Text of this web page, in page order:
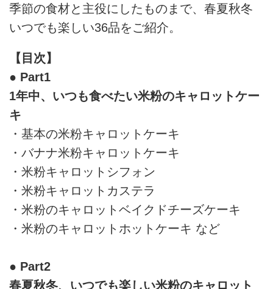
季節の食材と主役にしたものまで、春夏秋冬
いつでも楽しい36品をご紹介。
【目次】
● Part1
1年中、いつも食べたい米粉のキャロットケー
キ
・基本の米粉キャロットケーキ
・バナナ米粉キャロットケーキ
・米粉キャロットシフォン
・米粉キャロットカステラ
・米粉のキャロットベイクドチーズケーキ
・米粉のキャロットホットケーキ など
● Part2
春夏秋冬、いつでも楽しい米粉のキャロット